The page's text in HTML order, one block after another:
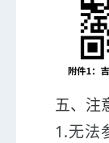
五、注
1.无法